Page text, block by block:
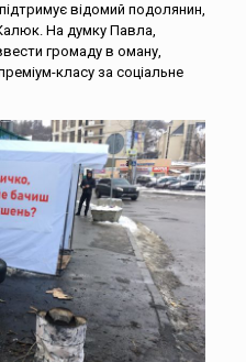
відомий подолянин,
На думку Павла,
громаду в оману,
класу за соціальне